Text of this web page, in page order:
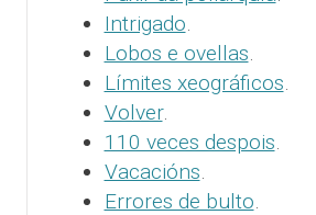
Intrigado.
Lobos e ovellas.
Límites xeográficos.
Volver.
110 veces despois.
Vacacións.
Errores de bulto.